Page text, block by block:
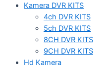
Kamera DVR KITS
4ch DVR KITS
5ch DVR KITS
8CH DVR KITS
9CH DVR KITS
Hd Kamera